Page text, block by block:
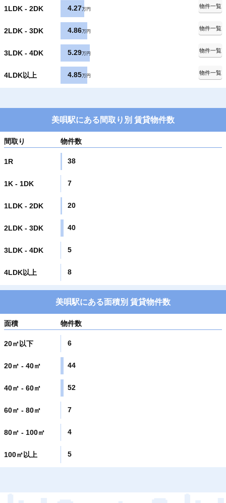
1LDK - 2DK 4.27万円
物件一覧
2LDK - 3DK 4.86万円
物件一覧
3LDK - 4DK 5.29万円
物件一覧
4LDK以上 4.85万円
物件一覧
美唄駅にある間取り別 賃貸物件数
間取り 物件数
1R 38
1K - 1DK 7
1LDK - 2DK 20
2LDK - 3DK 40
3LDK - 4DK 5
4LDK以上 8
美唄駅にある面積別 賃貸物件数
面積 物件数
20㎡以下 6
20㎡ - 40㎡ 44
40㎡ - 60㎡ 52
60㎡ - 80㎡ 7
80㎡ - 100㎡ 4
100㎡以上 5